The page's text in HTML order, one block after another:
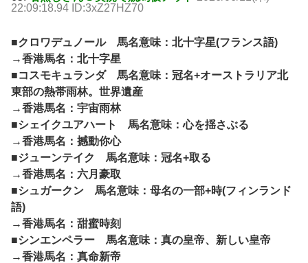
22:09:18.94 ID:3xZ27HZ70
■クロワデュノール 馬名意味：北十字星(フランス語)
→香港馬名：北十字星
■コスモキュランダ 馬名意味：冠名+オーストラリア北
東部の熱帯雨林。世界遺産
→香港馬名：宇宙雨林
■シェイクユアハート 馬名意味：心を揺さぶる
→香港馬名：撼動你心
■ジューンテイク 馬名意味：冠名+取る
→香港馬名：六月豪取
■シュガークン 馬名意味：母名の一部+時(フィンランド
語)
→香港馬名：甜蜜時刻
■シンエンペラー 馬名意味：真の皇帝、新しい皇帝
→香港馬名：真命新帝